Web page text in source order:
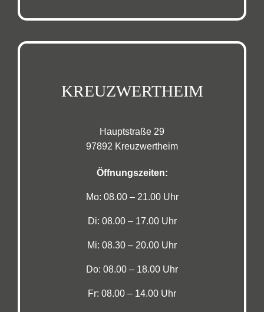
KREUZWERTHEIM
Hauptstraße 29
97892 Kreuzwertheim
Öffnungszeiten:
Mo: 08.00 – 21.00 Uhr
Di: 08.00 – 17.00 Uhr
Mi: 08.30 – 20.00 Uhr
Do: 08.00 – 18.00 Uhr
Fr: 08.00 – 14.00 Uhr